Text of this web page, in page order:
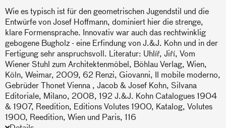
Wie es typisch ist für den geometrischen Jugendstil und die
Entwürfe von Josef Hoffmann, dominiert hier die strenge,
klare Formensprache. Innovativ war auch das rechtwinklig
gebogene Bugholz - eine Erfindung von J.&J. Kohn und in der
Fertigung sehr anspruchsvoll. Literatur: Uhlíř, Jiří, Vom
Wiener Stuhl zum Architektenmöbel, Böhlau Verlag, Wien,
Köln, Weimar, 2009, 62 Renzi, Giovanni, Il mobile moderno,
Gebrüder Thonet Vienna , Jacob & Josef Kohn, Silvana
Editoriale, Milano, 2008, 192 J.&J. Kohn Catalogues 1904
& 1907, Reedition, Editions Volutes 1900, Katalog, Volutes
1900, Reedition, Wien und Paris, 116